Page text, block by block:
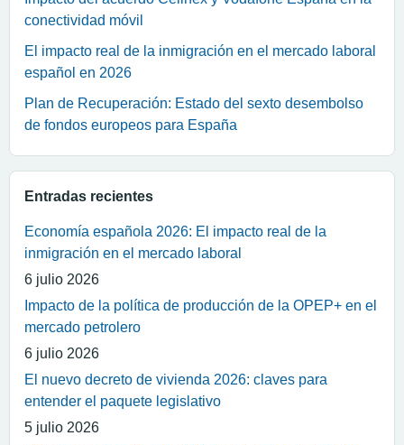
conectividad móvil
El impacto real de la inmigración en el mercado laboral
español en 2026
Plan de Recuperación: Estado del sexto desembolso
de fondos europeos para España
Entradas recientes
Economía española 2026: El impacto real de la
inmigración en el mercado laboral
6 julio 2026
Impacto de la política de producción de la OPEP+ en el
mercado petrolero
6 julio 2026
El nuevo decreto de vivienda 2026: claves para
entender el paquete legislativo
5 julio 2026